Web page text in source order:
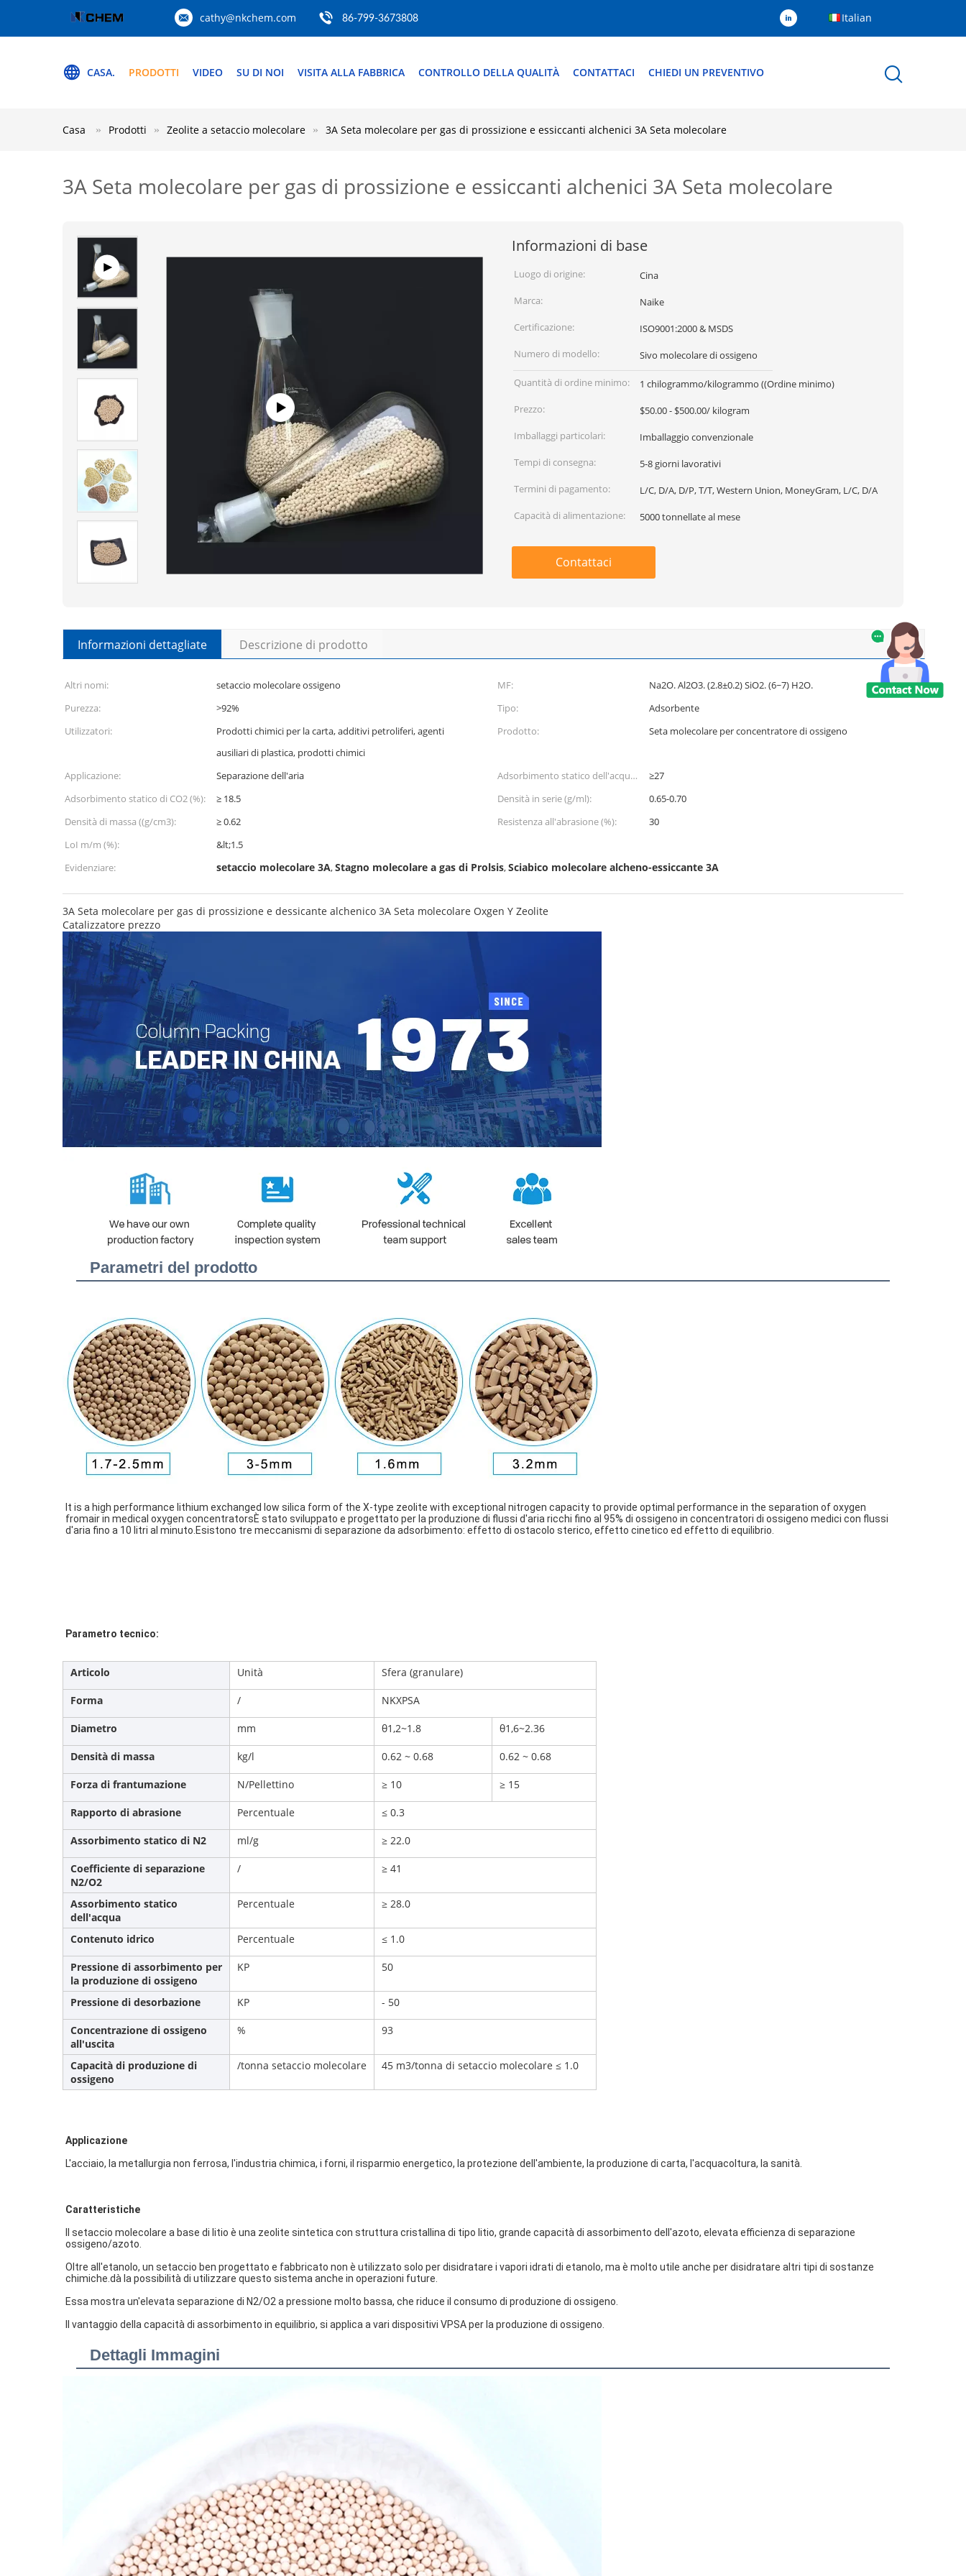
cathy@nkchem.com 86-799-3673808 Italian
CASA. PRODOTTI VIDEO SU DI NOI VISITA ALLA FABBRICA CONTROLLO DELLA QUALITÀ CONTATTACI CHIEDI UN PREVENTIVO
Casa Prodotti Zeolite a setaccio molecolare 3A Seta molecolare per gas di prossizione e essiccanti alchenici 3A Seta molecolare
3A Seta molecolare per gas di prossizione e essiccanti alchenici 3A Seta molecolare
Informazioni di base
Luogo di origine:
Cina
Marca:
Naike
Certificazione:
ISO9001:2000 & MSDS
Numero di modello:
Sivo molecolare di ossigeno
Quantità di ordine minimo:
1 chilogrammo/kilogrammo ((Ordine minimo)
Prezzo:
$50.00 - $500.00/ kilogram
Imballaggi particolari:
Imballaggio convenzionale
Tempi di consegna:
5-8 giorni lavorativi
Termini di pagamento:
L/C, D/A, D/P, T/T, Western Union, MoneyGram, L/C, D/A
Capacità di alimentazione:
5000 tonnellate al mese
Contattaci
Informazioni dettagliate Descrizione di prodotto
Altri nomi: setaccio molecolare ossigeno MF:
Na2O. Al2O3. (2.8±0.2) SiO2. (6~7) H2O.
Purezza:
>92% Tipo:
Adsorbente
Utilizzatori:
Prodotti chimici per la carta, additivi petroliferi, agenti
ausiliari di plastica, prodotti chimici
Prodotto: Seta molecolare per concentratore di ossigeno
Applicazione: Separazione dell'aria
Adsorbimento statico dell'acqua
(%):
≥27
Adsorbimento statico di CO2 (%):
≥ 18.5 Densità in serie (g/ml):
0.65-0.70
Densità di massa ((g/cm3):
≥ 0.62 Resistenza all'abrasione (%):
30
LoI m/m (%):
&lt;1.5
Evidenziare:
setaccio molecolare 3A,Stagno molecolare a gas di Prolsis,Sciabico molecolare alcheno-essiccante 3A
3A Seta molecolare per gas di prossizione e dessicante alchenico 3A Seta molecolare Oxgen Y Zeolite
Catalizzatore prezzo
Parametri del prodotto
It is a high performance lithium exchanged low silica form of the X-type zeolite with exceptional nitrogen capacity to provide optimal performance in the separation of oxygen
fromair in medical oxygen concentratorsÈ stato sviluppato e progettato per la produzione di flussi d'aria ricchi fino al 95% di ossigeno in concentratori di ossigeno medici con flussi
d'aria fino a 10 litri al minuto.Esistono tre meccanismi di separazione da adsorbimento: effetto di ostacolo sterico, effetto cinetico ed effetto di equilibrio.
Parametro tecnico:
Articolo Unità Sfera (granulare)
Forma / NKXPSA
Diametro mm θ1,2~1.8 θ1,6~2.36
Densità di massa kg/l 0.62 ~ 0.68 0.62 ~ 0.68
Forza di frantumazione N/Pellettino ≥ 10 ≥ 15
Rapporto di abrasione Percentuale ≤ 0.3
Assorbimento statico di N2 ml/g ≥ 22.0
Coefficiente di separazione
N2/O2
/ ≥ 41
Assorbimento statico
dell'acqua
Percentuale ≥ 28.0
Contenuto idrico Percentuale ≤ 1.0
Pressione di assorbimento per
la produzione di ossigeno
KP 50
Pressione di desorbazione KP - 50
Concentrazione di ossigeno
all'uscita
% 93
Capacità di produzione di
ossigeno
/tonna setaccio molecolare 45 m3/tonna di setaccio molecolare ≤ 1.0
Applicazione
L'acciaio, la metallurgia non ferrosa, l'industria chimica, i forni, il risparmio energetico, la protezione dell'ambiente, la produzione di carta, l'acquacoltura, la sanità.
Caratteristiche
Il setaccio molecolare a base di litio è una zeolite sintetica con struttura cristallina di tipo litio, grande capacità di assorbimento dell'azoto, elevata efficienza di separazione
ossigeno/azoto.
Oltre all'etanolo, un setaccio ben progettato e fabbricato non è utilizzato solo per disidratare i vapori idrati di etanolo, ma è molto utile anche per disidratare altri tipi di sostanze
chimiche.dà la possibilità di utilizzare questo sistema anche in operazioni future.
Essa mostra un'elevata separazione di N2/O2 a pressione molto bassa, che riduce il consumo di produzione di ossigeno.
Il vantaggio della capacità di assorbimento in equilibrio, si applica a vari dispositivi VPSA per la produzione di ossigeno.
Dettagli Immagini